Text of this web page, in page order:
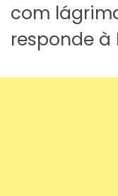
com
responde à